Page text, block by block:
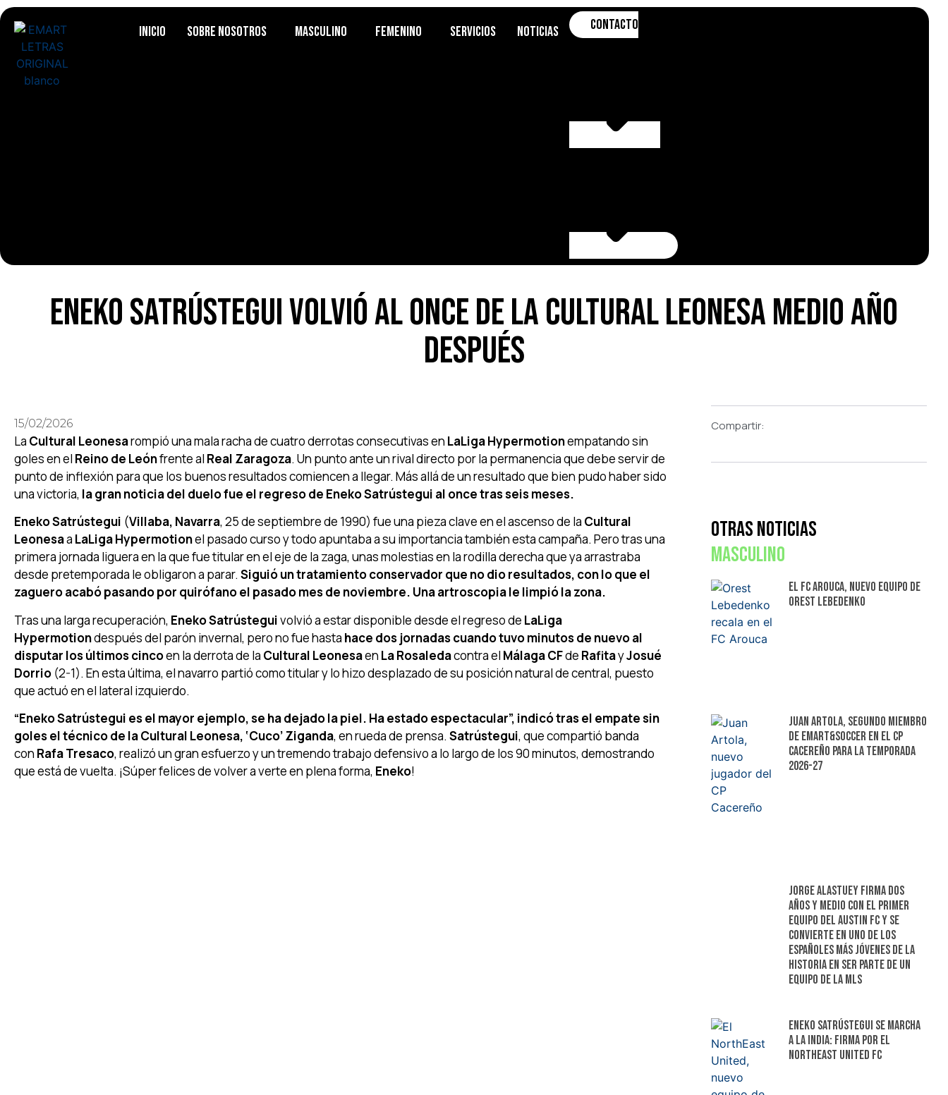
Inicio Sobre Nosotros Masculino Femenino Servicios Noticias Contacto
Eneko Satrústegui volvió al once de la Cultural Leonesa medio año
después
15/02/2026
La Cultural Leonesarompió una mala racha de cuatro derrotas consecutivas en LaLiga Hypermotionempatando sin
goles en el Reino de Leónfrente al Real Zaragoza. Un punto ante un rival directo por la permanencia que debe servir de
punto de inflexión para que los buenos resultados comiencen a llegar. Más allá de un resultado que bien pudo haber sido
una victoria, la gran noticia del duelo fue el regreso de Eneko Satrústegui al once tras seis meses.
Eneko Satrústegui (Villaba, Navarra, 25 de septiembre de 1990) fue una pieza clave en el ascenso de la Cultural
Leonesaa LaLiga Hypermotionel pasado curso y todo apuntaba a su importancia también esta campaña. Pero tras una
primera jornada liguera en la que fue titular en el eje de la zaga, unas molestias en la rodilla derecha que ya arrastraba
desde pretemporada le obligaron a parar. Siguió un tratamiento conservador que no dio resultados, con lo que el
zaguero acabó pasando por quirófano el pasado mes de noviembre. Una artroscopia le limpió la zona.
Tras una larga recuperación, Eneko Satrústeguivolvió a estar disponible desde el regreso de LaLiga
Hypermotiondespués del parón invernal, pero no fue hasta hace dos jornadas cuando tuvo minutos de nuevo al
disputar los últimos cincoen la derrota de la Cultural Leonesaen La Rosaledacontra el Málaga CFde RafitayJosué
Dorrio (2-1). En esta última, el navarro partió como titular y lo hizo desplazado de su posición natural de central, puesto
que actuó en el lateral izquierdo.
“Eneko Satrústegui es el mayor ejemplo, se ha dejado la piel. Ha estado espectacular”, indicó tras el empate sin
goles el técnico de la Cultural Leonesa, ‘Cuco’ Ziganda, en rueda de prensa. Satrústegui, que compartió banda
con Rafa Tresaco, realizó un gran esfuerzo y un tremendo trabajo defensivo a lo largo de los 90 minutos, demostrando
que está de vuelta. ¡Súper felices de volver a verte en plena forma, Eneko!
Compartir:
Otras Noticias
Masculino
El FC Arouca, nuevo equipo de
Orest Lebedenko
Juan Artola, segundo miembro
de Emart&Soccer en el CP
Cacereño para la temporada
2026-27
Jorge Alastuey firma dos
años y medio con el primer
equipo del Austin FC y se
convierte en uno de los
españoles más jóvenes de la
historia en ser parte de un
equipo de la MLS
Eneko Satrústegui se marcha
a la India: firma por el
NorthEast United FC